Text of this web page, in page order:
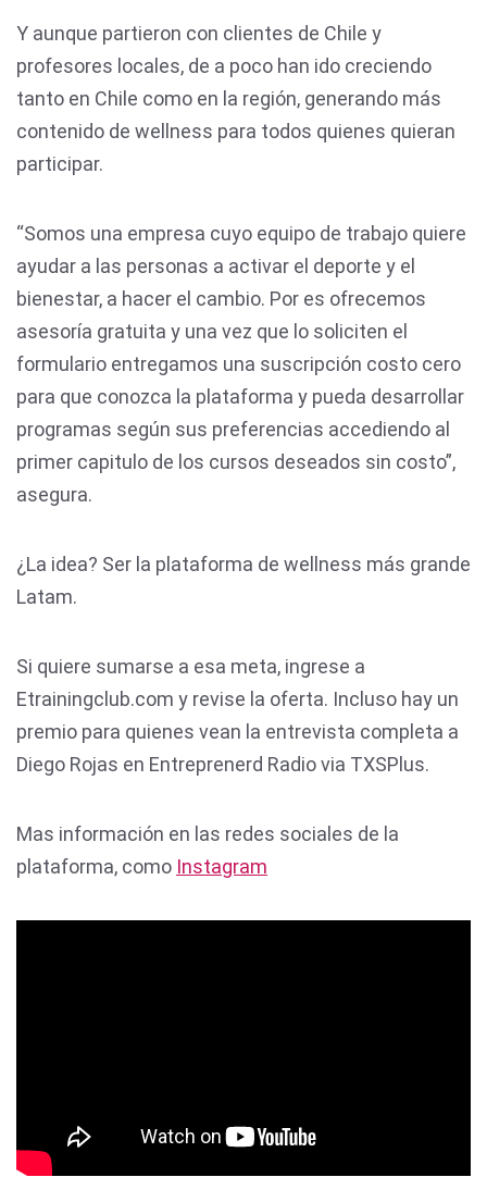
Y aunque partieron con clientes de Chile y
profesores locales, de a poco han ido creciendo
tanto en Chile como en la región, generando más
contenido de wellness para todos quienes quieran
participar.
“Somos una empresa cuyo equipo de trabajo quiere
ayudar a las personas a activar el deporte y el
bienestar, a hacer el cambio. Por es ofrecemos
asesoría gratuita y una vez que lo soliciten el
formulario entregamos una suscripción costo cero
para que conozca la plataforma y pueda desarrollar
programas según sus preferencias accediendo al
primer capitulo de los cursos deseados sin costo”,
asegura.
¿La idea? Ser la plataforma de wellness más grande
Latam.
Si quiere sumarse a esa meta, ingrese a
Etrainingclub.com y revise la oferta. Incluso hay un
premio para quienes vean la entrevista completa a
Diego Rojas en Entreprenerd Radio via TXSPlus.
Mas información en las redes sociales de la
plataforma, como Instagram